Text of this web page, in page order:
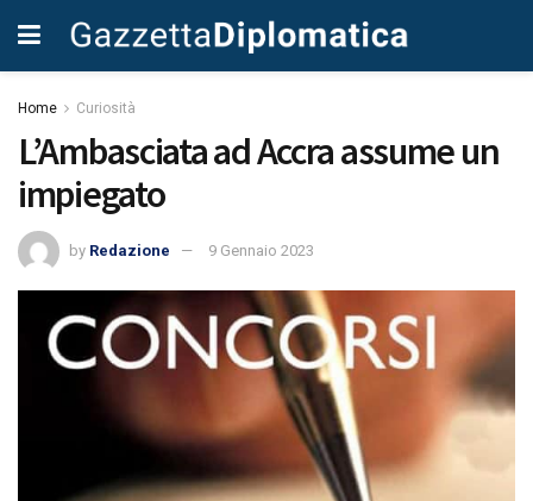
Home Curiosità
L’Ambasciata ad Accra assume un
impiegato
by Redazione 9 Gennaio 2023